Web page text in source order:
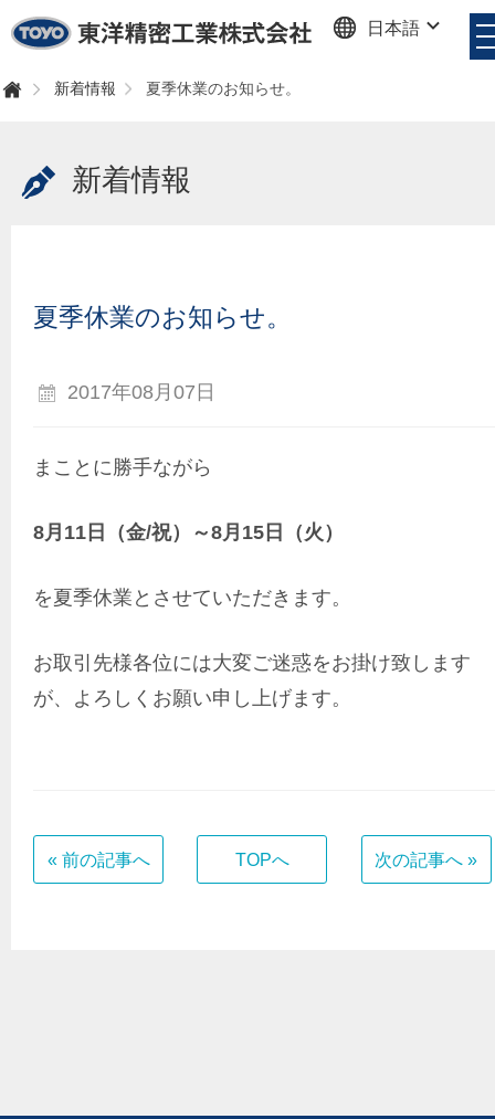
日本語
新着情報 夏季休業のお知らせ。
新着情報
夏季休業のお知らせ。
2017年08月07日
まことに勝手ながら
8月11日（金/祝）～8月15日（火）
を夏季休業とさせていただきます。
お取引先様各位には大変ご迷惑をお掛け致します
が、よろしくお願い申し上げます。
« 前の記事へ TOPへ 次の記事へ »